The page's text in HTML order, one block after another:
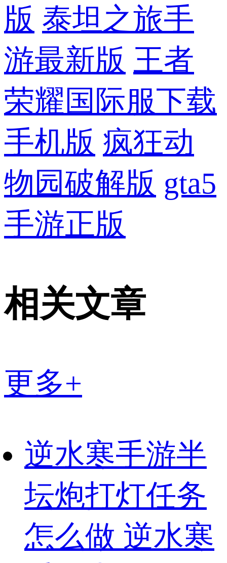
版 泰坦之旅手
游最新版 王者
荣耀国际服下载
手机版 疯狂动
物园破解版 gta5
手游正版
相关文章
更多+
逆水寒手游半
坛炮打灯任务
怎么做 逆水寒